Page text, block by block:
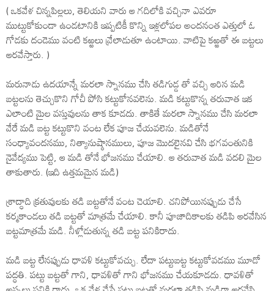
( ఒకవేళ చిన్నపిల్లలు, తెలియని వారు ఆ గదిలోకి వచ్చినా ఎవరూ
ముట్టుకోకుండా ఉండటానికి ఇప్పటికీ కొన్ని ఇళ్లలోపల అందనంత ఎత్తులో ఓ
గోడకు దండెము వంటి కఱ్ఱలు వ్రేలాడుతూ ఉంటాయి. వాటిపై కఱ్ఱతో ఈ బట్టలు
ఆరవేస్తారు. )
మరునాడు ఉదయాన్నే మరలా స్నానము చేసి తడిగుడ్డ తో వచ్చి ఆరిన మడి
బట్టలను తెచ్చుకొని గోచీ పోసి కట్టుకోనవలెను. మడి కట్టుకొన్న తరువాత ఇక
ఎలాంటి మైల వస్తువులను తాక కూడదు. తాకితే మరలా స్నానము చేసి మరలా
వేరే మడి బట్ట కట్టుకొని వంట లేక పూజ చేయవలెను. మడితోనే
సంధ్యావందనము, నిత్యానుష్ఠానములు, పూజ మొదలైనవి చేసి భగవంతునికి
నైవేద్యము పెట్టి, ఆ మడి తోనే భోజనము చేయాలి. ఆ తరువాత మడి వదలి మైల
తాకుతారు. (ఇది ఉత్తమమైన మడి)
శ్రాద్ధాది క్రతువులకు తడి బట్టతోనే వంట చెయాలి. చనిపోయినప్పుడు చేసే
కర్మకాండలు తడి బట్టతో మాత్రమే చేయాలి. కానీ పూజాదికాలకు తడిపి ఆరవేసిన
బట్టమాత్రమే మడి. నీళ్లోడుతున్న తడి బట్ట పనికిరాదు.
మడి బట్ట లేనప్పుడు ధావళి కట్టుకోవచ్చు. లేదా పట్టుబట్ట కట్టుకోవడము మూడో
పద్ధతి. పట్టు బట్టతో గాని, ధావళితో గాని భోజనము చేయకూడదు. ధావళితో